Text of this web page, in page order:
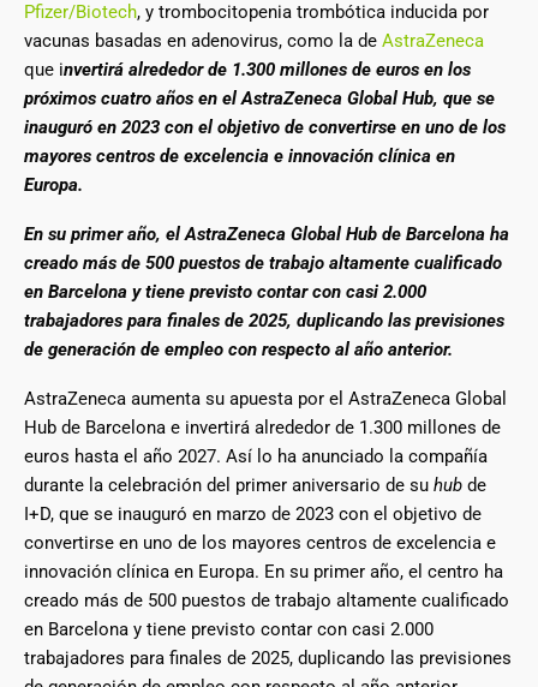
Pfizer/Biotech, y trombocitopenia trombótica inducida por
vacunas basadas en adenovirus, como la de AstraZeneca
que invertirá alrededor de 1.300 millones de euros en los
próximos cuatro años en el AstraZeneca Global Hub, que se
inauguró en 2023 con el objetivo de convertirse en uno de los
mayores centros de excelencia e innovación clínica en
Europa.
En su primer año, el AstraZeneca Global Hub de Barcelona ha
creado más de 500 puestos de trabajo altamente cualificado
en Barcelona y tiene previsto contar con casi 2.000
trabajadores para finales de 2025, duplicando las previsiones
de generación de empleo con respecto al año anterior.
AstraZeneca aumenta su apuesta por el AstraZeneca Global
Hub de Barcelona e invertirá alrededor de 1.300 millones de
euros hasta el año 2027. Así lo ha anunciado la compañía
durante la celebración del primer aniversario de su hub de
I+D, que se inauguró en marzo de 2023 con el objetivo de
convertirse en uno de los mayores centros de excelencia e
innovación clínica en Europa. En su primer año, el centro ha
creado más de 500 puestos de trabajo altamente cualificado
en Barcelona y tiene previsto contar con casi 2.000
trabajadores para finales de 2025, duplicando las previsiones